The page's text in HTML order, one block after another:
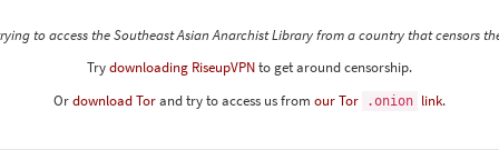
to access the Southeast Asian Anarchist Library from a country that censors
Trydownloading RiseupVPNto get around censorship.
Ordownload Torand try to access us from our Tor .onion link.